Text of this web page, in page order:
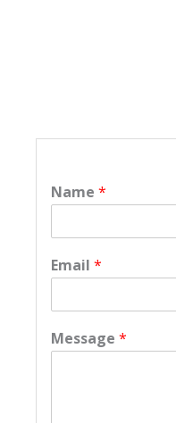
Name *
Email *
Message *